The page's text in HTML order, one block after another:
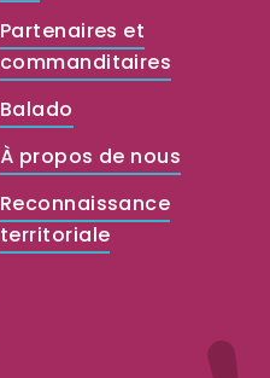
Partenaires et
commanditaires
Balado
À propos de nous
Reconnaissance
territoriale